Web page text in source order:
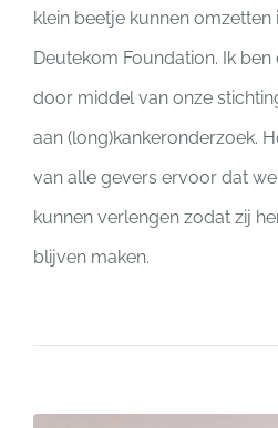
klein beetje kunnen omzetten
Deutekom Foundation. Ik
door middel van onze
aan (long)kankeronderzoek.
van alle gevers ervoor dat
kunnen verlengen zodat zij
blijven maken.